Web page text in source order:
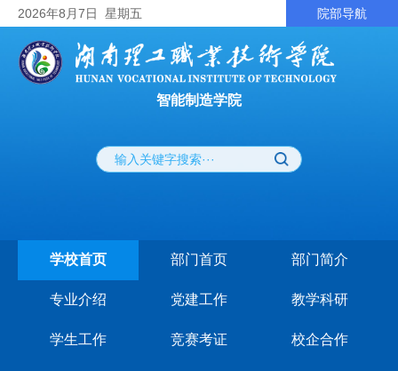
2026年8月7日 星期五 院部导航
智能制造学院
学校首页 部门首页 部门简介
专业介绍 党建工作 教学科研
学生工作 竞赛考证 校企合作